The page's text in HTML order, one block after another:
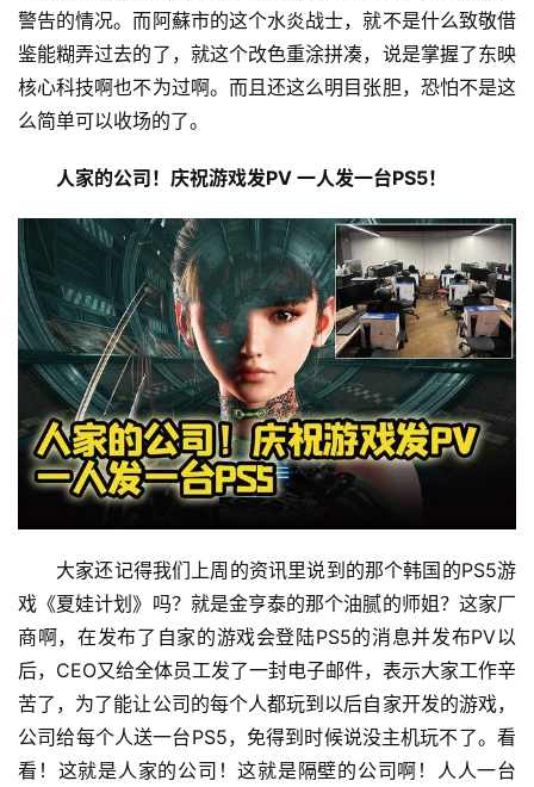
警告的情况。而阿蘇市的这个水炎战士，就不是什么致敬借
鉴能糊弄过去的了，就这个改色重涂拼凑，说是掌握了东映
核心科技啊也不为过啊。而且还这么明目张胆，恐怕不是这
么简单可以收场的了。
人家的公司！庆祝游戏发PV 一人发一台PS5！
大家还记得我们上周的资讯里说到的那个韩国的PS5游
戏《夏娃计划》吗？就是金亨泰的那个油腻的师姐？这家厂
商啊，在发布了自家的游戏会登陆PS5的消息并发布PV以
后，CEO又给全体员工发了一封电子邮件，表示大家工作辛
苦了，为了能让公司的每个人都玩到以后自家开发的游戏，
公司给每个人送一台PS5，免得到时候说没主机玩不了。看
看！这就是人家的公司！这就是隔壁的公司啊！人人一台